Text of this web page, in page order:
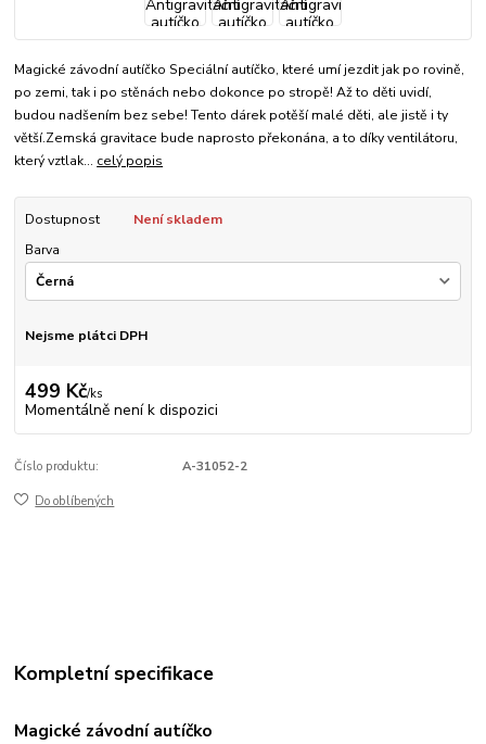
Magické závodní autíčko Speciální autíčko, které umí jezdit jak po rovině,
po zemi, tak i po stěnách nebo dokonce po stropě! Až to děti uvidí,
budou nadšením bez sebe! Tento dárek potěší malé děti, ale jistě i ty
větší.Zemská gravitace bude naprosto překonána, a to díky ventilátoru,
který vztlak... celý popis
Dostupnost
Není skladem
Barva
Nejsme plátci DPH
499 Kč/ks
Momentálně není k dispozici
Číslo produktu: A-31052-2
Do oblíbených
Kompletní specifikace
Magické závodní autíčko